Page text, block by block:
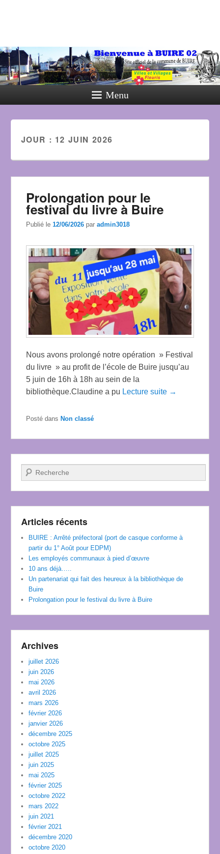
Menu
JOUR : 12 JUIN 2026
Prolongation pour le
festival du livre à Buire
Publié le12/06/2026 paradmin3018
Nous avons prolongé notre opération » Festival
du livre » au profit de l’école de Buire jusqu’au
5 juin de 16h à 18h au sein de la
bibliothèque.Claudine a pu Lecture suite →
Posté dans Non classé
Recherche
Articles récents
BUIRE : Arrêté préfectoral (port de casque conforme à
partir du 1° Août pour EDPM)
Les employés communaux à pied d’œuvre
10 ans déjà…..
Un partenariat qui fait des heureux à la bibliothèque de
Buire
Prolongation pour le festival du livre à Buire
Archives
juillet 2026
juin 2026
mai 2026
avril 2026
mars 2026
février 2026
janvier 2026
décembre 2025
octobre 2025
juillet 2025
juin 2025
mai 2025
février 2025
octobre 2022
mars 2022
juin 2021
février 2021
décembre 2020
octobre 2020